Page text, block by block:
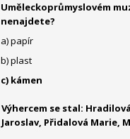
Uměleckoprůmyslovém
nenajdete?
a) papír
b) plast
c) kámen
Výhercem se stal:
Jaroslav, Přidalová Marie,